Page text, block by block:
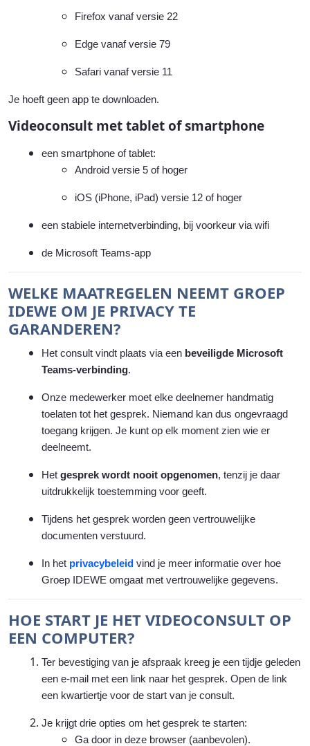
Firefox vanaf versie 22
Edge vanaf versie 79
Safari vanaf versie 11
Je hoeft geen app te downloaden.
Videoconsult met tablet of smartphone
een smartphone of tablet:
Android versie 5 of hoger
iOS (iPhone, iPad) versie 12 of hoger
een stabiele internetverbinding, bij voorkeur via wifi
de Microsoft Teams-app
WELKE MAATREGELEN NEEMT GROEP
IDEWE OM JE PRIVACY TE
GARANDEREN?
Het consult vindt plaats via een beveiligde Microsoft
Teams-verbinding.
Onze medewerker moet elke deelnemer handmatig
toelaten tot het gesprek. Niemand kan dus ongevraagd
toegang krijgen. Je kunt op elk moment zien wie er
deelneemt.
Het gesprek wordt nooit opgenomen, tenzij je daar
uitdrukkelijk toestemming voor geeft.
Tijdens het gesprek worden geen vertrouwelijke
documenten verstuurd.
In het privacybeleid vind je meer informatie over hoe
Groep IDEWE omgaat met vertrouwelijke gegevens.
HOE START JE HET VIDEOCONSULT OP
EEN COMPUTER?
Ter bevestiging van je afspraak kreeg je een tijdje geleden
een e-mail met een link naar het gesprek. Open de link
een kwartiertje voor de start van je consult.
Je krijgt drie opties om het gesprek te starten:
Ga door in deze browser (aanbevolen).